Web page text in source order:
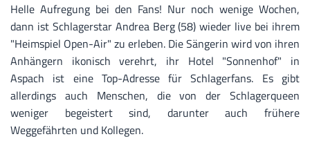
Helle Aufregung bei den Fans! Nur noch wenige Wochen,
dann ist Schlagerstar Andrea Berg (58) wieder live bei ihrem
"Heimspiel Open-Air" zu erleben. Die Sängerin wird von ihren
Anhängern ikonisch verehrt, ihr Hotel "Sonnenhof" in
Aspach ist eine Top-Adresse für Schlagerfans. Es gibt
allerdings auch Menschen, die von der Schlagerqueen
weniger begeistert sind, darunter auch frühere
Weggefährten und Kollegen.